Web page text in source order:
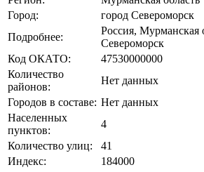
Город:
город Североморск
Подробнее:
Россия, Мурманская
Североморск
Код ОКАТО:
47530000000
Количество
районов:
Нет данных
Городов в составе: Нет данных
Населенных
пунктов:
4
Количество улиц:
41
Индекс:
184000